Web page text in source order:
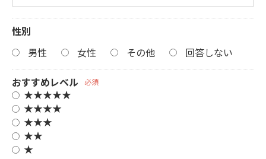
性別
男性
女性 その他 回答しない
おすすめレベル 必須
★★★★★
★★★★
★★★
★★
★